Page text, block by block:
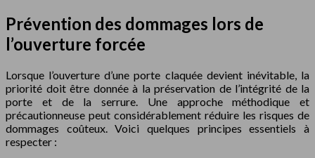
Prévention des dommages lors de
l’ouverture forcée
Lorsque l’ouverture d’une porte claquée devient inévitable, la
priorité doit être donnée à la préservation de l’intégrité de la
porte et de la serrure. Une approche méthodique et
précautionneuse peut considérablement réduire les risques de
dommages coûteux. Voici quelques principes essentiels à
respecter :